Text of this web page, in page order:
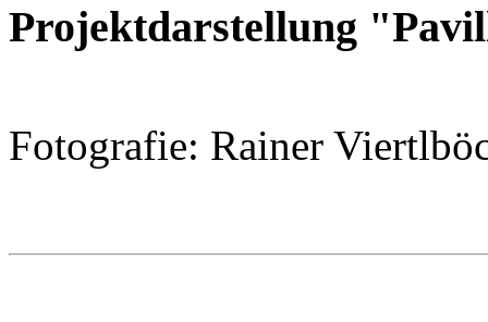
Projektdarstellung
Fotografie: Rainer